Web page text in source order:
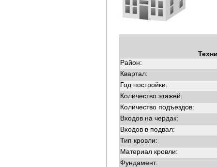
Район:
Квартал:
Год постройки:
Количество этажей:
Количество подъездов:
Входов на чердак:
Входов в подвал:
Тип кровли:
Материал кровли:
Фундамент: